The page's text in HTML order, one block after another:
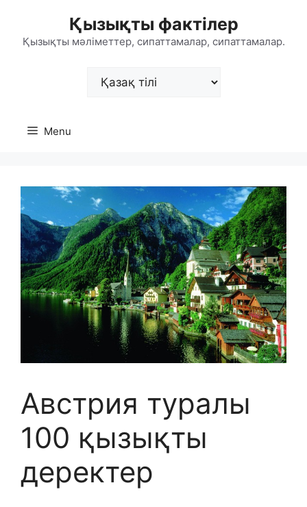
content
Қызықты фактілер
Қызықты мәліметтер, сипаттамалар, сипаттамалар.
Choose
Menu
Австрия туралы
100 қызықты
деректер